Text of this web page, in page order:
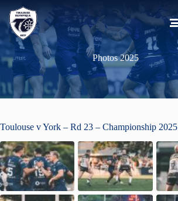
Photos 2025
Toulouse v York – Rd 23 – Championship 2025